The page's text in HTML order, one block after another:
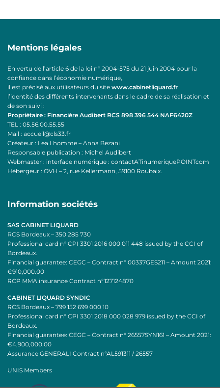
Mentions légales
En vertu de l’article 6 de la loi n° 2004-575 du 21 juin 2004 pour la
confiance dans l’économie numérique,
il est précisé aux utilisateurs du site www.cabinetliquard.fr
l’identité des différents intervenants dans le cadre de sa réalisation et
de son suivi :
Propriétaire : Financière Audibert RCS 898 396 544 NAF6420Z
TEL : 05.56.00.55.55
Mail : accueil@cls33.fr
Créateur : Lea Lhomme – Anna Bezani
Responsable publication : Michel Audibert
Webmaster : interface numérique : contactATinumeriquePOINTcom
Hébergeur : OVH – 2, rue Kellermann, 59100 Roubaix.
Information sociétés
SAS CABINET LIQUARD
RCS Bordeaux – 350 285 730
Professional card n° CPI 3301 2016 000 011 448 issued by the CCI of
Bordeaux.
Financial guarantee: CEGC – Contract n° 00337GES211 – Amount 2021:
€910,000.00
RCP MMA insurance Contract n°127124870
CABINET LIQUARD SYNDIC
RCS Bordeaux – 799 152 699 000 10
Professional card n° CPI 3301 2018 000 028 979 issued by the CCI of
Bordeaux.
Financial guarantee: CEGC – Contract n° 26557SYN161 – Amount 2021:
€4,900,000.00
Assurance GENERALI Contract n°AL591311 / 26557
UNIS Members